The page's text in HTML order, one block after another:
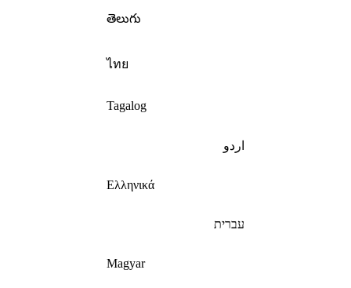
తెలుగు
ไทย
Tagalog
اردو
Ελληνικά
עברית
Magyar